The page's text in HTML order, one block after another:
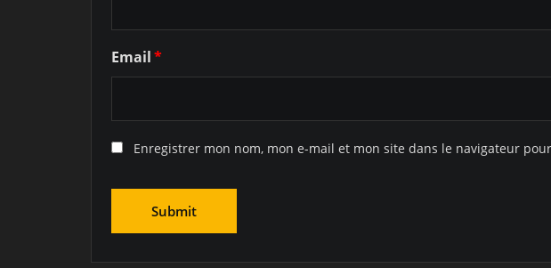
Email*
Enregistrer mon nom, mon e-mail et mon site dans le navigateur